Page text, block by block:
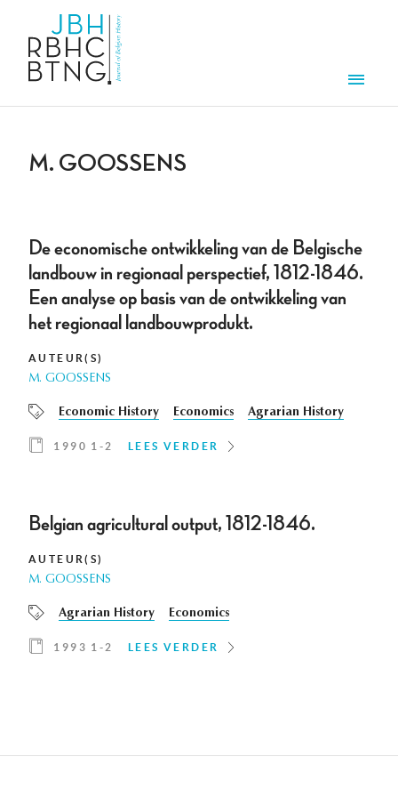
M. GOOSSENS
De economische ontwikkeling van de Belgische
landbouw in regionaal perspectief, 1812-1846.
Een analyse op basis van de ontwikkeling van
het regionaal landbouwprodukt.
AUTEUR(S)
M. GOOSSENS
Economic History Economics Agrarian History
1990 1-2 LEES VERDER
Belgian agricultural output, 1812-1846.
AUTEUR(S)
M. GOOSSENS
Agrarian History Economics
1993 1-2 LEES VERDER